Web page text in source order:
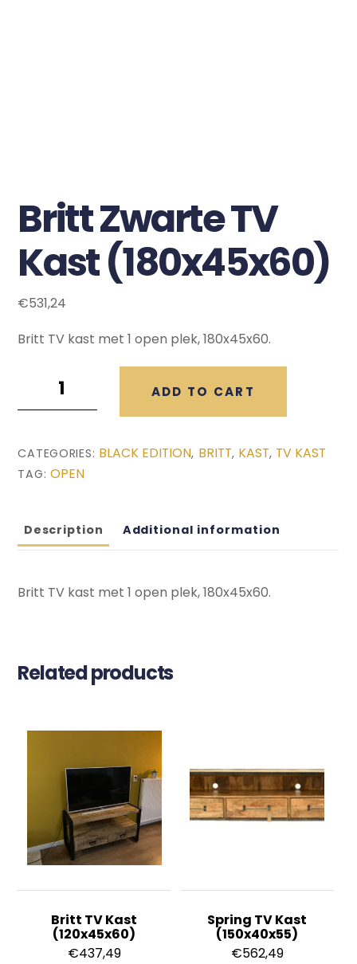
Britt Zwarte TV
Kast (180x45x60)
€531,24
Britt TV kast met 1 open plek, 180x45x60.
Zwarte
(180x45x60)
quantity
ADD TO CART
CATEGORIES: BLACK EDITION, BRITT, KAST, TV KAST
TAG:OPEN
Description Additional information
Britt TV kast met 1 open plek, 180x45x60.
Related products
Britt TV Kast
(120x45x60)
€437,49
Spring TV Kast
(150x40x55)
€562,49